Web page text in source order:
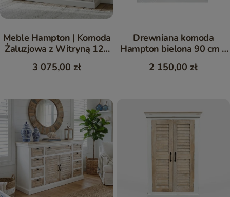
Meble Hampton | Komoda
Żaluzjowa z Witryną 129
3 075,00 zł
Drewniana komoda
Hampton bielona 90 cm z
2 150,00 zł